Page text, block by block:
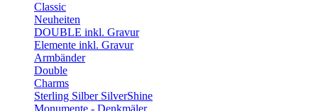
Classic
Neuheiten
DOUBLE inkl. Gravur
Elemente inkl. Gravur
Armbänder
Double
Charms
Sterling Silber SilverShine